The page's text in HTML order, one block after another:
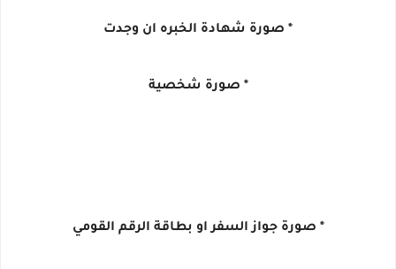
* صورة شهادة الخبره ان وجدت
* صورة شخصية
* صورة جواز السفر او بطاقة الرقم القومي